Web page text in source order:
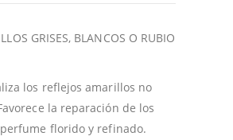
GRISES, BLANCOS O RUBIO
los reflejos amarillos no
la reparación de los
florido y refinado.